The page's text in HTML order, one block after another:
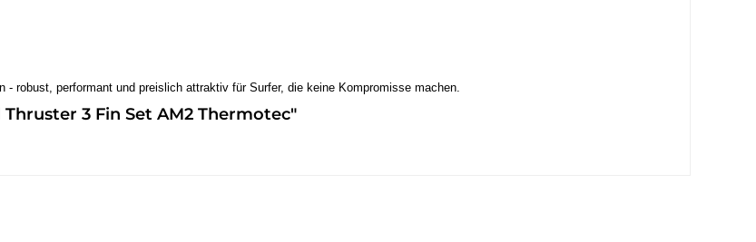
robust, performant und preislich attraktiv für Surfer, die keine Kompromisse machen.
3 Fin Set AM2 Thermotec"